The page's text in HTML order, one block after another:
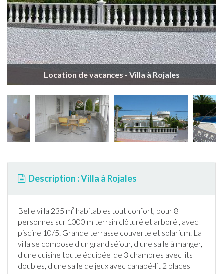
Location de vacances - Villa à Rojales
Description : Villa à Rojales
Belle villa 235 m² habitables tout confort, pour 8
personnes sur 1000 m terrain clôturé et arboré , avec
piscine 10/5. Grande terrasse couverte et solarium. La
villa se compose d'un grand séjour, d'une salle à manger,
d'une cuisine toute équipée, de 3 chambres avec lits
doubles, d'une salle de jeux avec canapé-lit 2 places